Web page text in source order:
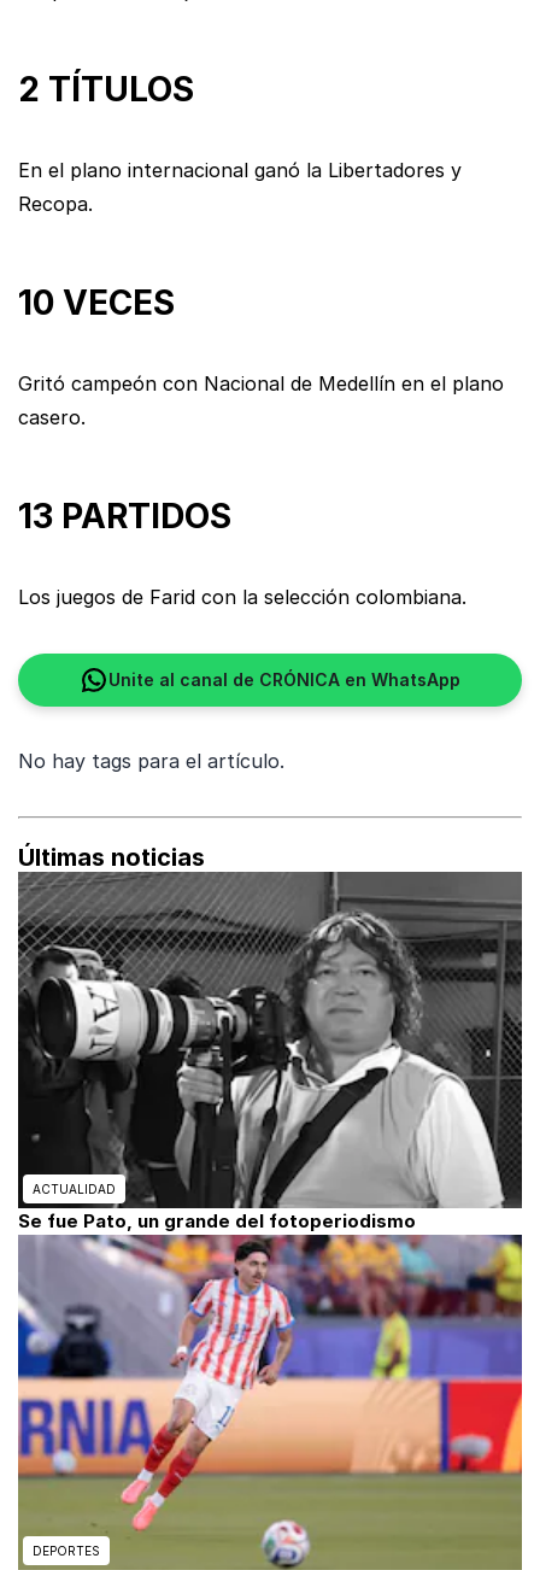
2 TÍTULOS
En el plano internacional ganó la Libertadores y
Recopa.
10 VECES
Gritó campeón con Nacional de Medellín en el plano
casero.
13 PARTIDOS
Los juegos de Farid con la selección colombiana.
Unite al canal de CRÓNICA en WhatsApp
No hay tags para el artículo.
Últimas noticias
ACTUALIDAD
Se fue Pato, un grande del fotoperiodismo
DEPORTES